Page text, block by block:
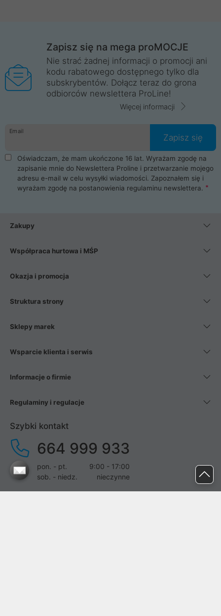
Zapisz się na mega proMOCJE
Nie strać żadnej informacji o promocji ani
kodu rabatowego dostępnego tylko dla
subskrybentów. Dołącz teraz do grona
odbiorców newslettera ProLine!
Więcej informacji
Email
Zapisz się
Oświadczam, że mam ukończone 16 lat. Wyrażam zgodę na
zapisanie mnie do Newslettera Proline i przetwarzanie mojego
adresu e-mail w celu wysyłki wiadomości. Zapoznałem się i
wyrażam zgodę na postanowienia regulaminu newslettera.
Zakupy
Współpraca hurtowa i MŚP
Okazja i promocja
Struktura strony
Sklepy marek
Wsparcie klienta i serwis
Informacje o firmie
Regulaminy i regulacje
Szybki kontakt
664 999 933
pon. - pt.
9:00 - 17:00
sob. - niedz.
nieczynne